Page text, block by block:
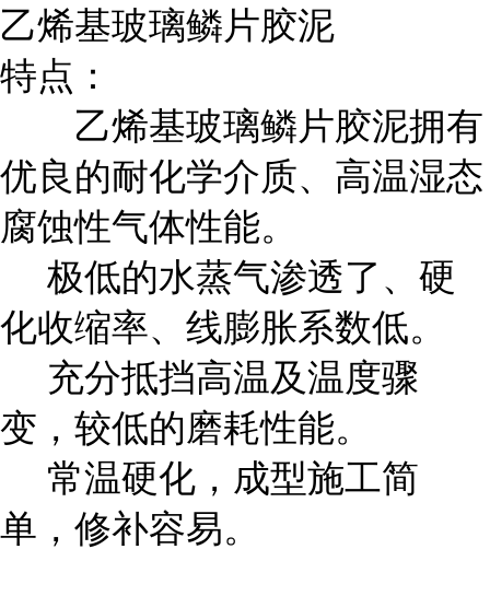
乙烯基玻璃鳞片胶泥
特点：
乙烯基玻璃鳞片胶泥拥有
优良的耐化学介质、高温湿态
腐蚀性气体性能。
极低的水蒸气渗透了、硬
化收缩率、线膨胀系数低。
充分抵挡高温及温度骤
变，较低的磨耗性能。
常温硬化，成型施工简
单，修补容易。